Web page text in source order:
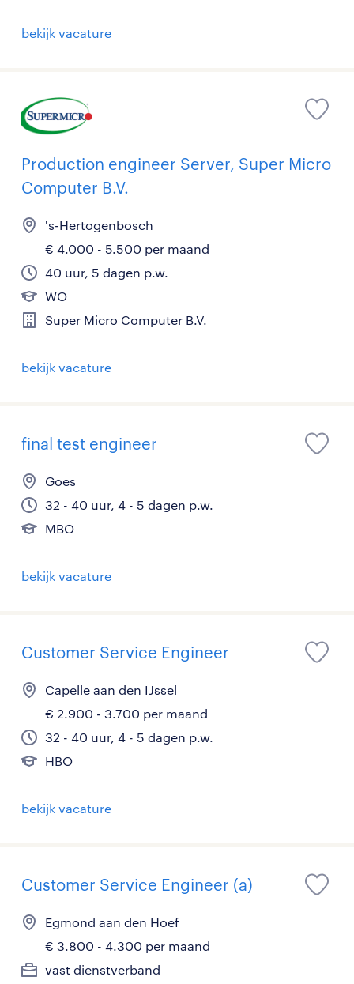
bekijk vacature
Production engineer Server, Super Micro
Computer B.V.
's-Hertogenbosch
€ 4.000 - 5.500 per maand
40 uur, 5 dagen p.w.
WO
Super Micro Computer B.V.
bekijk vacature
final test engineer
Goes
32 - 40 uur, 4 - 5 dagen p.w.
MBO
bekijk vacature
Customer Service Engineer
Capelle aan den IJssel
€ 2.900 - 3.700 per maand
32 - 40 uur, 4 - 5 dagen p.w.
HBO
bekijk vacature
Customer Service Engineer (a)
Egmond aan den Hoef
€ 3.800 - 4.300 per maand
vast dienstverband